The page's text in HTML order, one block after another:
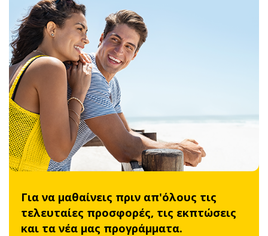
Για να μαθαίνεις πριν απ'όλους τις
τελευταίες προσφορές, τις εκπτώσεις
και τα νέα μας προγράμματα.